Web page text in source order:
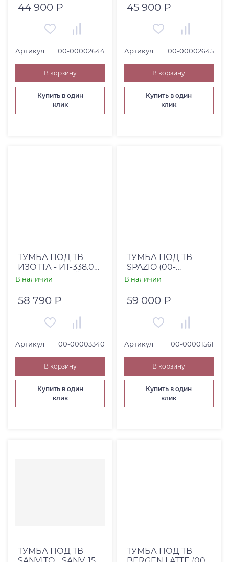
44 900 ₽
Артикул 00-00002644
В корзину
Купить в один
клик
45 900 ₽
Артикул 00-00002645
В корзину
Купить в один
клик
ТУМБА ПОД ТВ
ИЗОТТА - ИТ-338.04
КЛЕН СТАРЫЙ
В наличии
58 790 ₽
Артикул 00-00003340
В корзину
Купить в один
клик
ТУМБА ПОД ТВ
SPAZIO (00-
00001561)
В наличии
59 000 ₽
Артикул 00-00001561
В корзину
Купить в один
клик
ТУМБА ПОД ТВ
ТУМБА ПОД ТВ